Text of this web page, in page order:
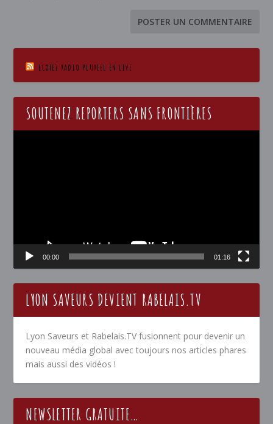
ECOTEZ RADIO PLURIEL EN LIVE
SOUTENEZ REPORTERS SANS FRONTIÈRES
00:00 01:16
LYON SAVEURS DEVIENT RABELAIS.TV
Lyon Saveurs et Rabelais.TV fusionnent pour devenir un
nouveau média global avec toujours nos articles phares
mais aussi des vidéos !
NEWSLETTER GRATUITE…